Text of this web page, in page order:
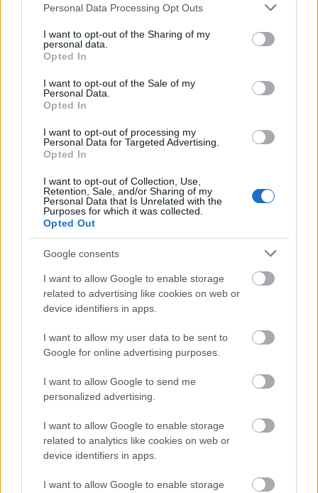
Please note that this website/app uses one or more Google
not limited to your visit or usage behaviour. You may click to
grant or deny consent to Google and its third-party tags to
use your data for below specified purposes in below Google
consent section.
Personal Data Processing Opt Outs
I want to opt-out of the Sharing of my
personal data.
Opted In
I want to opt-out of the Sale of my
Personal Data.
Opted In
I want to opt-out of processing my
Personal Data for Targeted Advertising.
Opted In
I want to opt-out of Collection, Use,
Retention, Sale, and/or Sharing of my
Personal Data that Is Unrelated with the
Purposes for which it was collected.
Opted Out
Google consents
I want to allow Google to enable storage
related to advertising like cookies on web or
device identifiers in apps.
I want to allow my user data to be sent to
Google for online advertising purposes.
I want to allow Google to send me
personalized advertising.
I want to allow Google to enable storage
related to analytics like cookies on web or
device identifiers in apps.
I want to allow Google to enable storage
útfelújítás Pestszentlőrinc XVIII. kerület Profunda Bau
Szinte teljes hosszában megújítják a Lakatos úti
lakótelep legfontosabb utcáját
Pestszentlőrinc egyik első lakótelepén kanyarog a Dolgozó utca,
amelynek komplex burkolatmegújításáért felel a Profunda Bau.
Új vízáteresztő burkolatú parkolók
csapadékvizet
Nem az üres, hanem az okosan működő
épület energiatakarékos
parkját